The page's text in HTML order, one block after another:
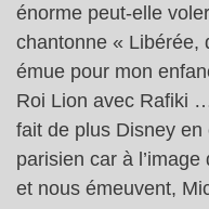
énorme peut-elle
chantonne « Libérée,
émue pour mon
Roi Lion avec Rafiki
fait de plus Disney
parisien car à
et nous émeuvent,